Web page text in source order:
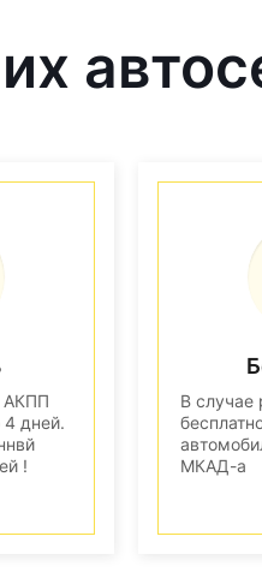
АКПП
4 дней.
!
В случае
МКАД-а